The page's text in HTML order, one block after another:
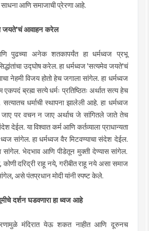
आणि समाजाची प्रेरणा आहे.
जयते'चं आवाहन करेल
पुढच्या अनेक शतकापर्यंत हा धर्मध्वज प्रभू
उद्घोष करेल. हा धर्मध्वज 'सत्यमेव जयते'चं
नेहमी विजय होतो हेच जगाला सांगेल. हा धर्मध्वज
ब्रह्म सत्ये धर्मः प्रतिष्ठितः अर्थात सत्य हेच
धर्माची स्थापना झालेली आहे. हा धर्मध्वज
जाए पर वचन न जाए अर्थाच जे सांगितले जाते तेच
देईल. या विश्वात कर्म आणि कर्तव्याला प्राधान्यता
ध्वज सांगेल. हा धर्मध्वज वैर मिटवण्याचा संदेश देईल.
सांगेल. भेदभाव आणि पीडेतून मुक्ती देण्यास सांगेल.
कोणी दरिद्री राहू नये, गरीबीत राहू नये असा समाज
असे पंतप्रधान मोदी यांनी स्पष्ट केले.
दर्शन घडवणारा हा ध्वज आहे
मंदिरात येऊ शकत नाहीत आणि दूरुनच